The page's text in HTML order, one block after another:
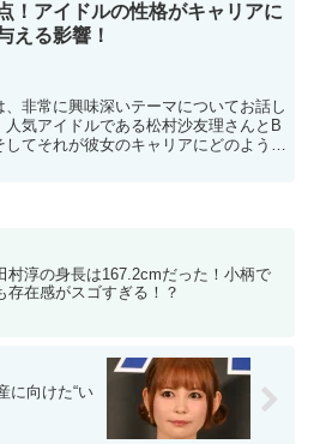
！アイドルの性格がキャリアに
える影響！
非常に興味深いテーマについてお話し
気アイドルである松村沙友理さんとB
てそれが彼女のキャリアにどのように
村淳の身長は167.2cmだった！小柄で
存在感がスゴすぎる！？
に向けた“い